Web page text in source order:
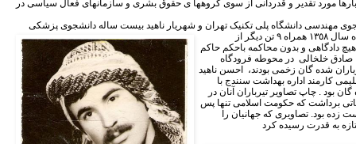
بارها مورد تقدير و قدردانى از سوى گروهها ى حقوق بشرى و سازمانهاى فعال سياسى در
مهندسی دانشگاه پلی تکنیک تهران و شهریار ناهيد بیست ساله دانشجوی پزشکی
دانشگاه تهران، در پنجم شهريور ماه سال ١٣٥٨ همراه ٩ تن ديگر از
دادگاهى و بدون محاكمه باحكم حاكم
صادق خلخالى در محوطه فرودگاه
شده گان زخمى بودند، احسن ناهيد
كارمند اداره بهداشت سنندج با
بود . چاپ تصاوير تيرباران آنان در
برداشت كه حكومت اسلامى تنها پس
زده بود. تصاويرى كه جهانيان را